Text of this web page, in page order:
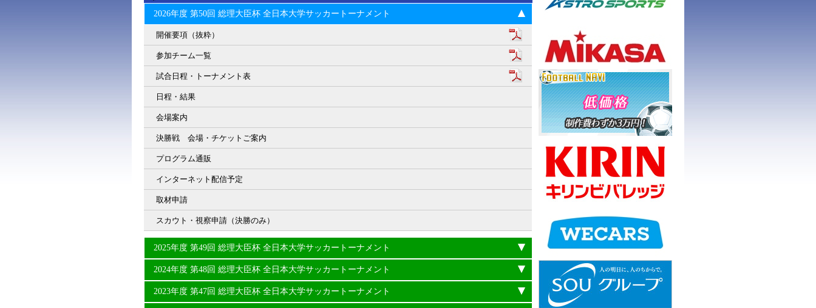
2026年度 第50回 総理大臣杯 全日本大学サッカートーナメント
開催要項（抜粋）
参加チーム一覧
試合日程・トーナメント表
日程・結果
会場案内
決勝戦 会場・チケットご案内
プログラム通販
インターネット配信予定
取材申請
スカウト・視察申請（決勝のみ）
2025年度 第49回 総理大臣杯 全日本大学サッカートーナメント
2024年度 第48回 総理大臣杯 全日本大学サッカートーナメント
2023年度 第47回 総理大臣杯 全日本大学サッカートーナメント